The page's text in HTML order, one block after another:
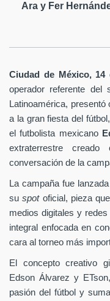
Ara y Fer
Ciudad de México, 14
operador referente
Latinoamérica,
a la gran fiesta del
el futbolista mexicano
extraterrestre creado
conversación de la
La campaña fue
suspot oficial, pieza
medios digitales y
integral enfocada en
cara al torneo más
El concepto creativo
Edson Álvarez y
pasión del fútbol y